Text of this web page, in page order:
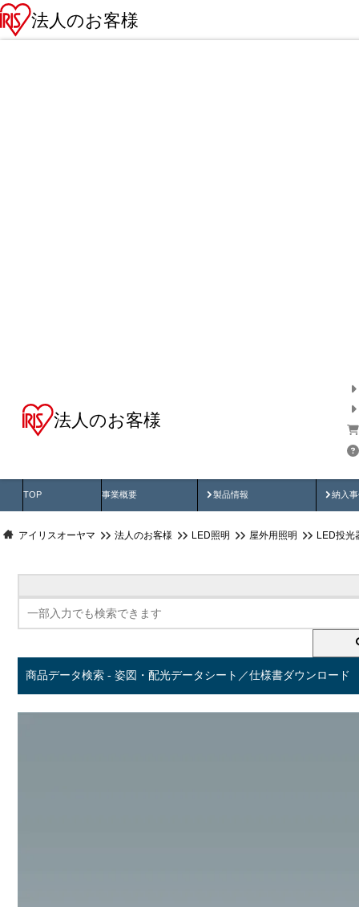
法人のお客様
法人のお客様
TOP 事業概要 製品情報
製品動画 納入
納
アイリスオーヤマ 法人のお客様 LED照明 屋外用照明 LED投光
商品データ検索 - 姿図・配光データシート／仕様書ダウンロード